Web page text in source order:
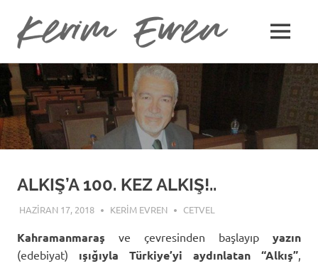
Skip
content
Kerim
Evren
Evren'in
Güncel
Yazıları
MENU
ALKIŞ’A 100. KEZ ALKIŞ!..
HAZIRAN 17, 2018 KERIM EVREN CETVEL
Kahramanmaraş ve çevresinden başlayıp yazın
(edebiyat) ışığıyla Türkiye’yi aydınlatan “Alkış”